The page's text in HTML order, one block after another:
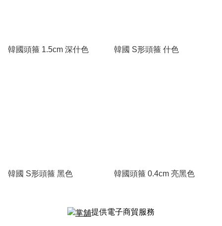
韓國頭箍 1.5cm 深什色 韓國 S形頭箍 什色
韓國 S形頭箍 黑色 韓國頭箍 0.4cm 亮黑色
提供電子商貿服務